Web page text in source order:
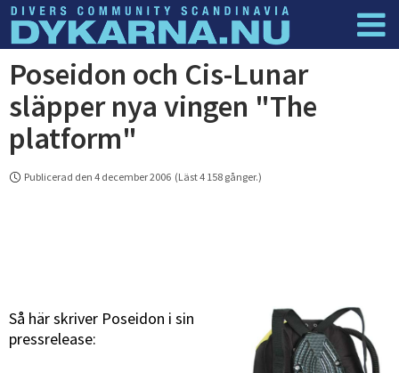
Dyknyheter Logga in
Poseidon och Cis-Lunar
släpper nya vingen "The
platform"
Publicerad den 4 december 2006 (Läst 4 158 gånger.)
Så här skriver Poseidon i sin
pressrelease: